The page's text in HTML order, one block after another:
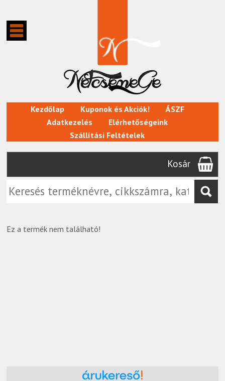
Kezdőlap Kuponok és Akciók!
ÁSZF
Adatkezelés
Elérhetőségeink
Szállítási Feltételek
Kosár
Ez a termék nem található!